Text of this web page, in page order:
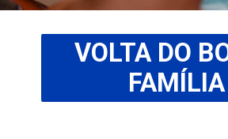
VOLTA DO
FAMÍLIA